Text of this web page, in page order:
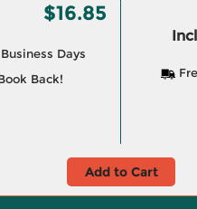
$16.85
Days
Back!
Add to Cart